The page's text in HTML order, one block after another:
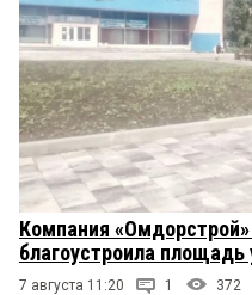
Компания
благоустроила
7 августа 11:20 1 372